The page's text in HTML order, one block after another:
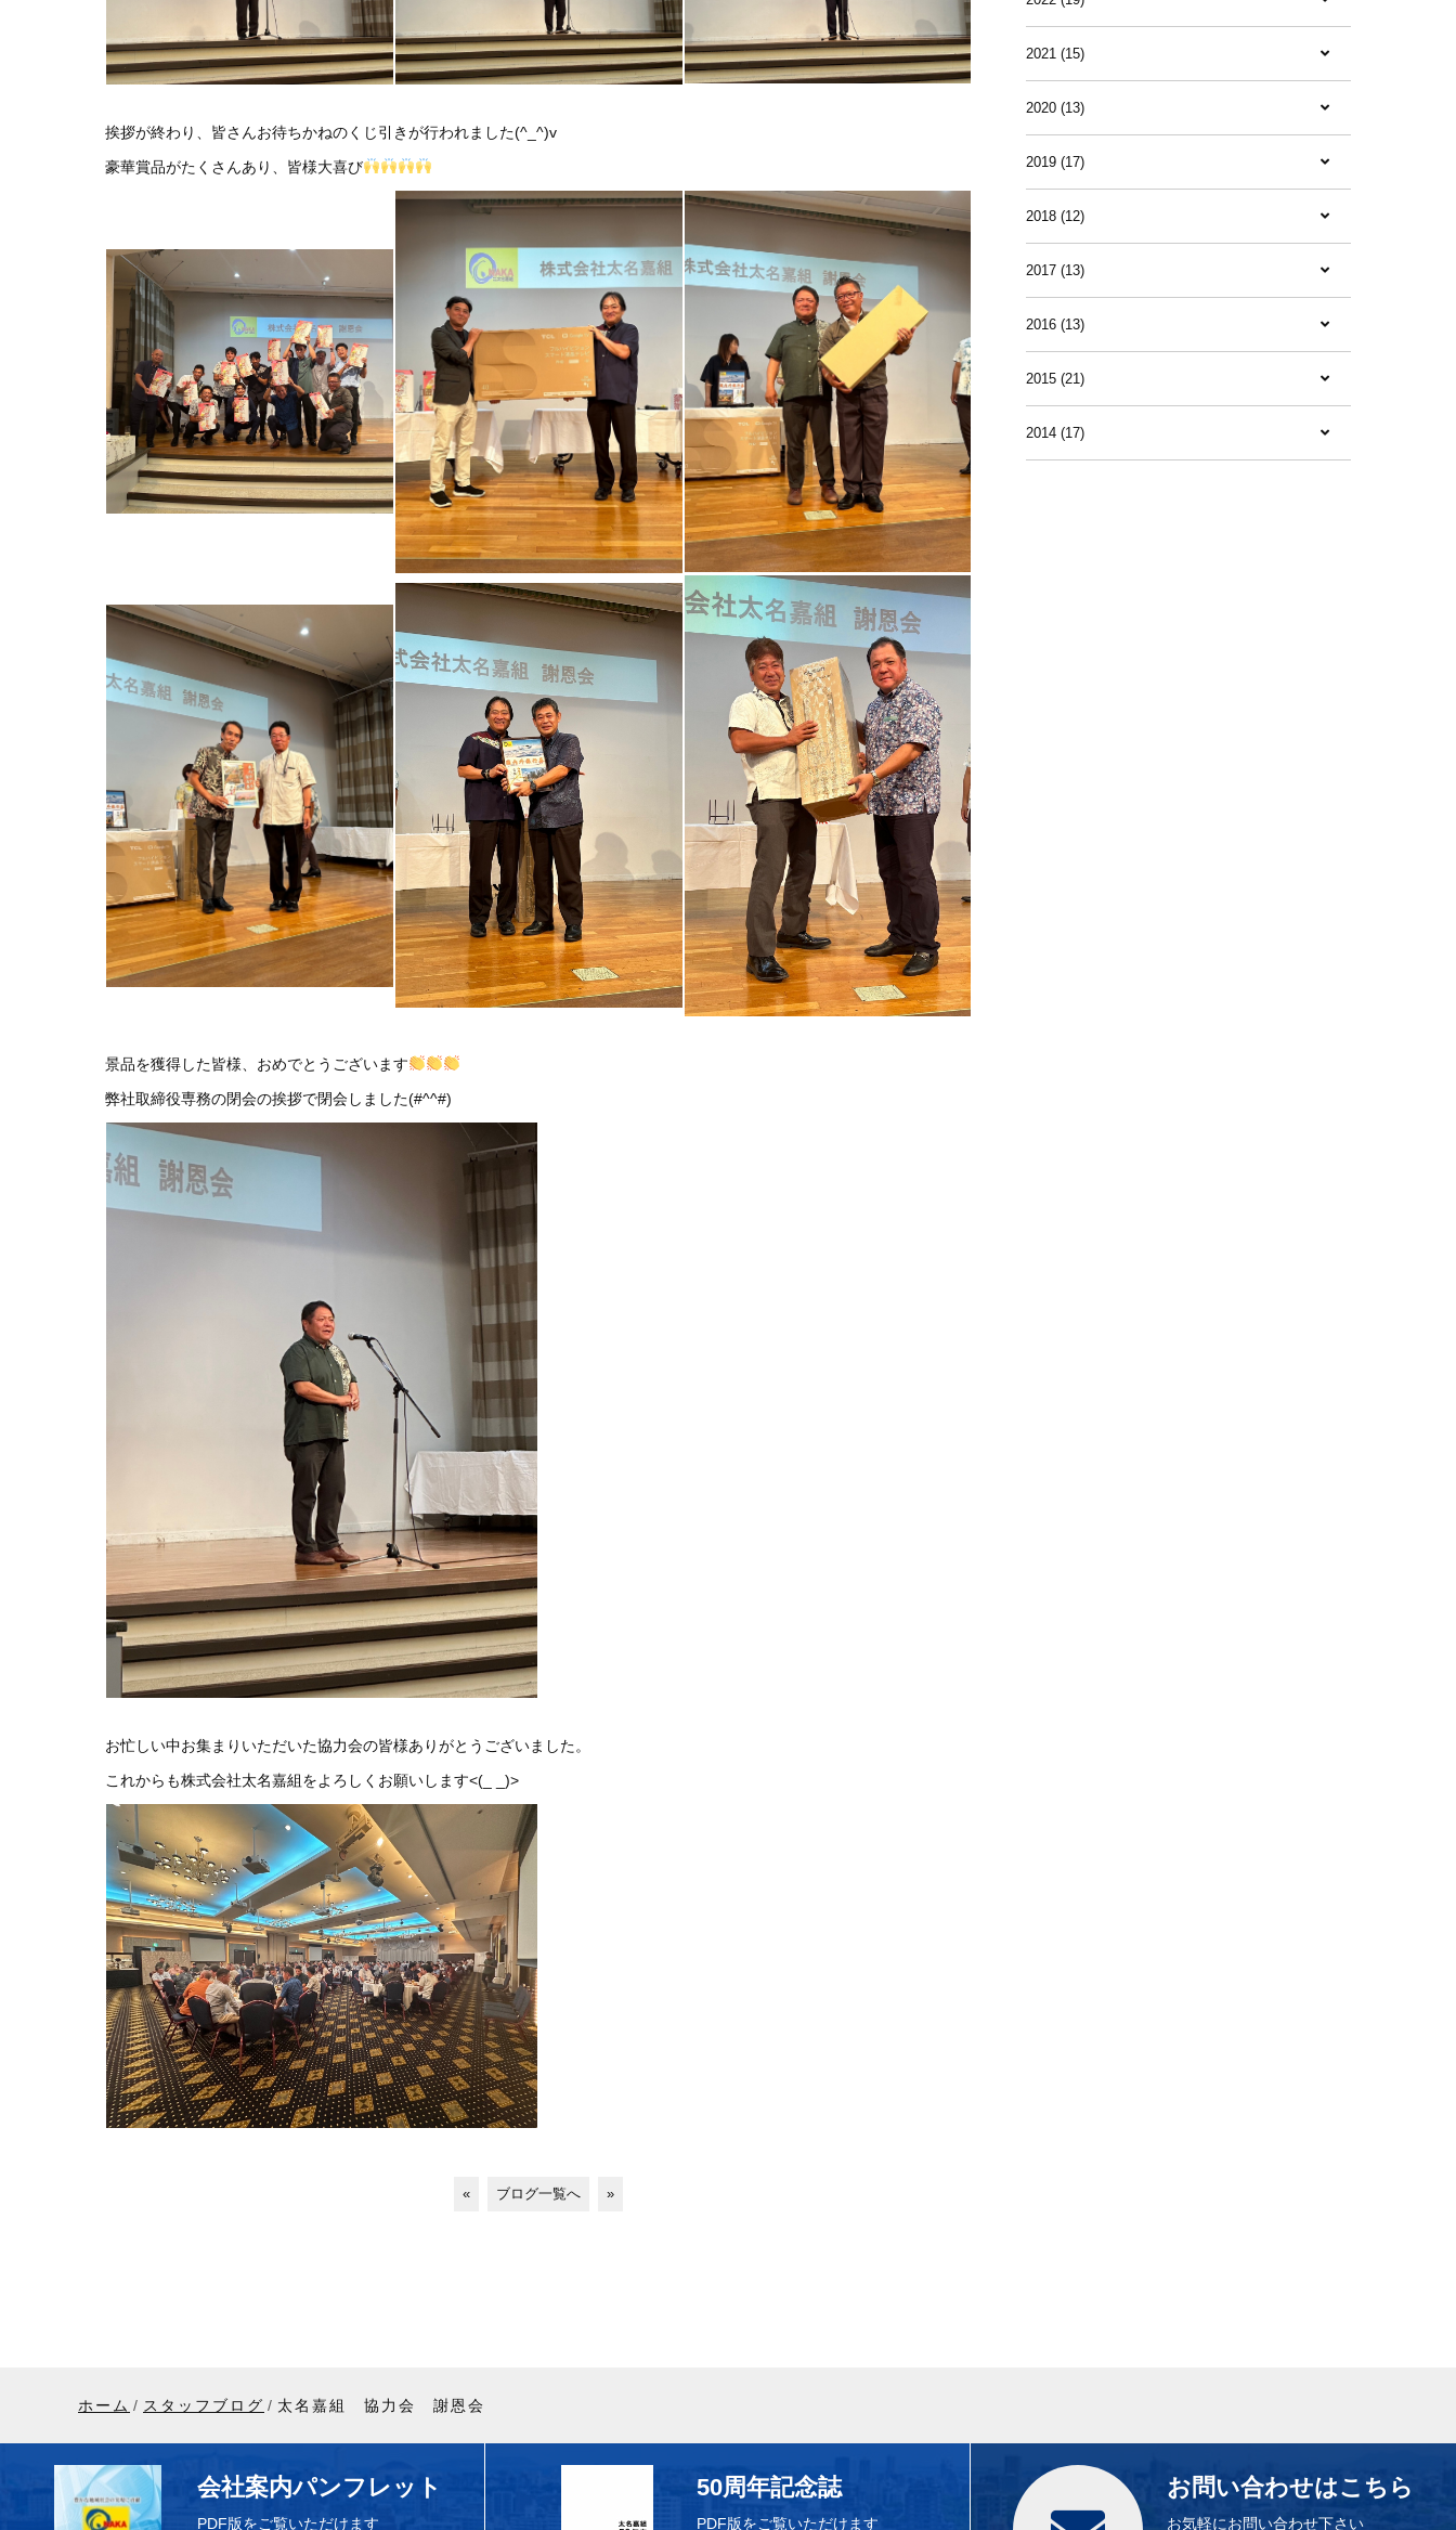
挨拶が終わり、皆さんお待ちかねのくじ引きが行われました(^_^)v
豪華賞品がたくさんあり、皆様大喜び
景品を獲得した皆様、おめでとうございます
弊社取締役専務の閉会の挨拶で閉会しました(#^^#)
お忙しい中お集まりいただいた協力会の皆様ありがとうございました。
これからも株式会社太名嘉組をよろしくお願いします<(_ _)>
« ブログ一覧へ »
2021 (15)
2020 (13)
2019 (17)
2018 (12)
2017 (13)
2016 (13)
2015 (21)
2014 (17)
ホーム スタッフブログ 太名嘉組 協力会 謝恩会
会社案内パンフレット
PDF版をご覧いただけます
50周年記念誌
PDF版をご覧いただけます
お問い合わせはこちら
お気軽にお問い合わせ下さい